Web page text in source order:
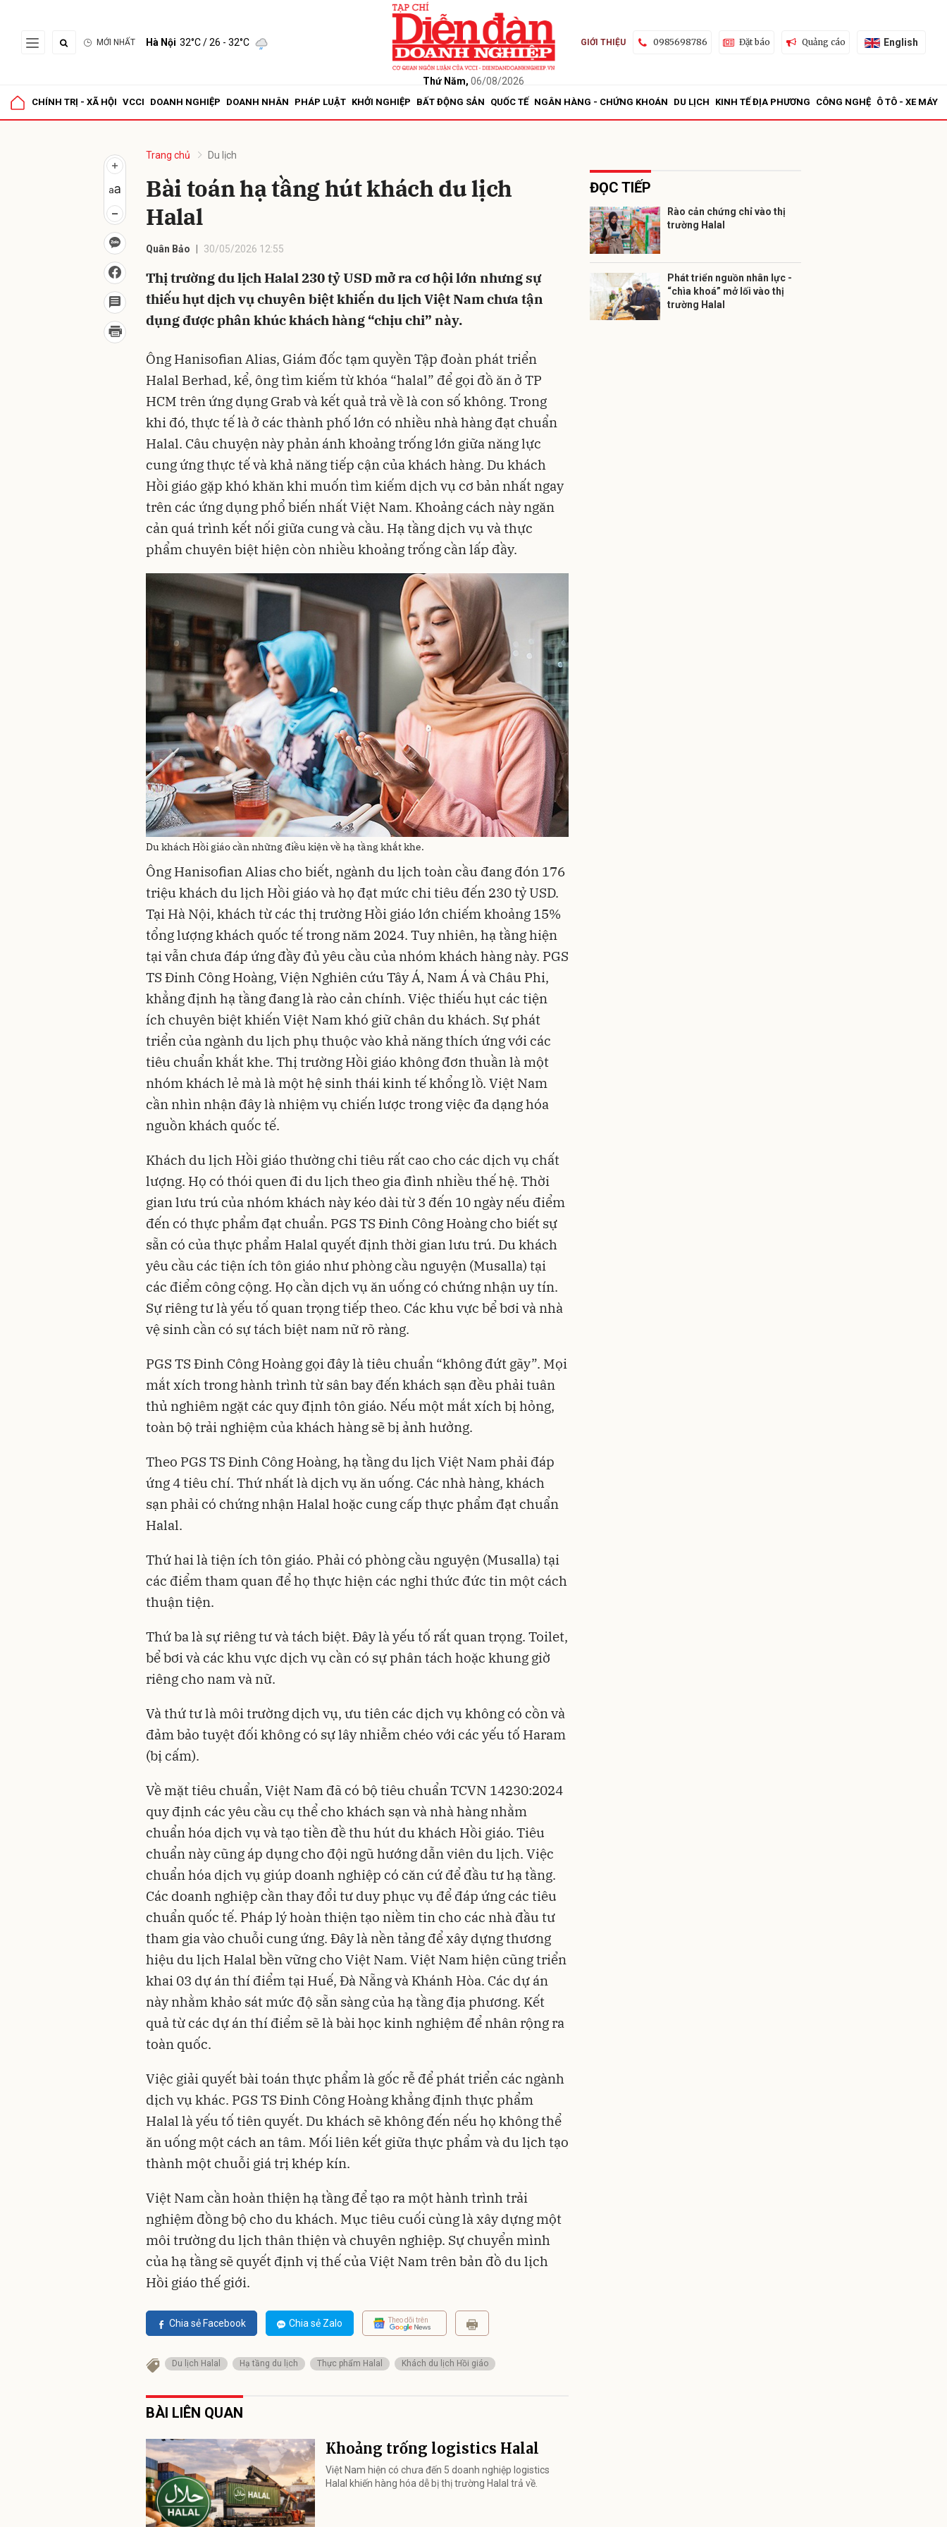
MỚI NHẤT Hà Nội 32°C/ 26 - 32°C
Thứ Năm, 06/08/2026
GIỚI THIỆU 0985698786 Đặt báo Quảng cáo English
CHÍNH TRỊ - XÃ HỘI VCCI DOANH NGHIỆP DOANH NHÂN PHÁP LUẬT KHỞI NGHIỆP BẤT ĐỘNG SẢN QUỐC TẾ NGÂN HÀNG - CHỨNG KHOÁN DU LỊCH KINH TẾ ĐỊA PHƯƠNG CÔNG NGHỆ Ô TÔ - XE MÁY
Trang chủ Du lịch
Bài toán hạ tầng hút khách du lịch
Halal
Quân Bảo 30/05/2026 12:55
Thị trường du lịch Halal 230 tỷ USD mở ra cơ hội lớn nhưng sự
thiếu hụt dịch vụ chuyên biệt khiến du lịch Việt Nam chưa tận
dụng được phân khúc khách hàng “chịu chi” này.
Ông Hanisofian Alias, Giám đốc tạm quyền Tập đoàn phát triển
Halal Berhad, kể, ông tìm kiếm từ khóa “halal” để gọi đồ ăn ở TP
HCM trên ứng dụng Grab và kết quả trả về là con số không. Trong
khi đó, thực tế là ở các thành phố lớn có nhiều nhà hàng đạt chuẩn
Halal. Câu chuyện này phản ánh khoảng trống lớn giữa năng lực
cung ứng thực tế và khả năng tiếp cận của khách hàng. Du khách
Hồi giáo gặp khó khăn khi muốn tìm kiếm dịch vụ cơ bản nhất ngay
trên các ứng dụng phổ biến nhất Việt Nam. Khoảng cách này ngăn
cản quá trình kết nối giữa cung và cầu. Hạ tầng dịch vụ và thực
phẩm chuyên biệt hiện còn nhiều khoảng trống cần lấp đầy.
Du khách Hồi giáo cần những điều kiện về hạ tầng khắt khe.
Ông Hanisofian Alias cho biết, ngành du lịch toàn cầu đang đón 176
triệu khách du lịch Hồi giáo và họ đạt mức chi tiêu đến 230 tỷ USD.
Tại Hà Nội, khách từ các thị trường Hồi giáo lớn chiếm khoảng 15%
tổng lượng khách quốc tế trong năm 2024. Tuy nhiên, hạ tầng hiện
tại vẫn chưa đáp ứng đầy đủ yêu cầu của nhóm khách hàng này. PGS
TS Đinh Công Hoàng, Viện Nghiên cứu Tây Á, Nam Á và Châu Phi,
khẳng định hạ tầng đang là rào cản chính. Việc thiếu hụt các tiện
ích chuyên biệt khiến Việt Nam khó giữ chân du khách. Sự phát
triển của ngành du lịch phụ thuộc vào khả năng thích ứng với các
tiêu chuẩn khắt khe. Thị trường Hồi giáo không đơn thuần là một
nhóm khách lẻ mà là một hệ sinh thái kinh tế khổng lồ. Việt Nam
cần nhìn nhận đây là nhiệm vụ chiến lược trong việc đa dạng hóa
nguồn khách quốc tế.
Khách du lịch Hồi giáo thường chi tiêu rất cao cho các dịch vụ chất
lượng. Họ có thói quen đi du lịch theo gia đình nhiều thế hệ. Thời
gian lưu trú của nhóm khách này kéo dài từ 3 đến 10 ngày nếu điểm
đến có thực phẩm đạt chuẩn. PGS TS Đinh Công Hoàng cho biết sự
sẵn có của thực phẩm Halal quyết định thời gian lưu trú. Du khách
yêu cầu các tiện ích tôn giáo như phòng cầu nguyện (Musalla) tại
các điểm công cộng. Họ cần dịch vụ ăn uống có chứng nhận uy tín.
Sự riêng tư là yếu tố quan trọng tiếp theo. Các khu vực bể bơi và nhà
vệ sinh cần có sự tách biệt nam nữ rõ ràng.
PGS TS Đinh Công Hoàng gọi đây là tiêu chuẩn “không đứt gãy”. Mọi
mắt xích trong hành trình từ sân bay đến khách sạn đều phải tuân
thủ nghiêm ngặt các quy định tôn giáo. Nếu một mắt xích bị hỏng,
toàn bộ trải nghiệm của khách hàng sẽ bị ảnh hưởng.
Theo PGS TS Đinh Công Hoàng, hạ tầng du lịch Việt Nam phải đáp
ứng 4 tiêu chí. Thứ nhất là dịch vụ ăn uống. Các nhà hàng, khách
sạn phải có chứng nhận Halal hoặc cung cấp thực phẩm đạt chuẩn
Halal.
Thứ hai là tiện ích tôn giáo. Phải có phòng cầu nguyện (Musalla) tại
các điểm tham quan để họ thực hiện các nghi thức đức tin một cách
thuận tiện.
Thứ ba là sự riêng tư và tách biệt. Đây là yếu tố rất quan trọng. Toilet,
bể bơi và các khu vực dịch vụ cần có sự phân tách hoặc khung giờ
riêng cho nam và nữ.
Và thứ tư là môi trường dịch vụ, ưu tiên các dịch vụ không có cồn và
đảm bảo tuyệt đối không có sự lây nhiễm chéo với các yếu tố Haram
(bị cấm).
Về mặt tiêu chuẩn, Việt Nam đã có bộ tiêu chuẩn TCVN 14230:2024
quy định các yêu cầu cụ thể cho khách sạn và nhà hàng nhằm
chuẩn hóa dịch vụ và tạo tiền đề thu hút du khách Hồi giáo. Tiêu
chuẩn này cũng áp dụng cho đội ngũ hướng dẫn viên du lịch. Việc
chuẩn hóa dịch vụ giúp doanh nghiệp có căn cứ để đầu tư hạ tầng.
Các doanh nghiệp cần thay đổi tư duy phục vụ để đáp ứng các tiêu
chuẩn quốc tế. Pháp lý hoàn thiện tạo niềm tin cho các nhà đầu tư
tham gia vào chuỗi cung ứng. Đây là nền tảng để xây dựng thương
hiệu du lịch Halal bền vững cho Việt Nam. Việt Nam hiện cũng triển
khai 03 dự án thí điểm tại Huế, Đà Nẵng và Khánh Hòa. Các dự án
này nhằm khảo sát mức độ sẵn sàng của hạ tầng địa phương. Kết
quả từ các dự án thí điểm sẽ là bài học kinh nghiệm để nhân rộng ra
toàn quốc.
Việc giải quyết bài toán thực phẩm là gốc rễ để phát triển các ngành
dịch vụ khác. PGS TS Đinh Công Hoàng khẳng định thực phẩm
Halal là yếu tố tiên quyết. Du khách sẽ không đến nếu họ không thể
ăn uống một cách an tâm. Mối liên kết giữa thực phẩm và du lịch tạo
thành một chuỗi giá trị khép kín.
Việt Nam cần hoàn thiện hạ tầng để tạo ra một hành trình trải
nghiệm đồng bộ cho du khách. Mục tiêu cuối cùng là xây dựng một
môi trường du lịch thân thiện và chuyên nghiệp. Sự chuyển mình
của hạ tầng sẽ quyết định vị thế của Việt Nam trên bản đồ du lịch
Hồi giáo thế giới.
Chia sẻ Facebook Chia sẻ Zalo Theo dõi trên
Du lịch Halal Hạ tầng du lịch Thực phẩm Halal Khách du lịch Hồi giáo
BÀI LIÊN QUAN
Khoảng trống logistics Halal
Việt Nam hiện có chưa đến 5 doanh nghiệp logistics
Halal khiến hàng hóa dễ bị thị trường Halal trả về.
ĐỌC TIẾP
Rào cản chứng chỉ vào thị
trường Halal
Phát triển nguồn nhân lực -
“chìa khoá” mở lối vào thị
trường Halal
Gửi